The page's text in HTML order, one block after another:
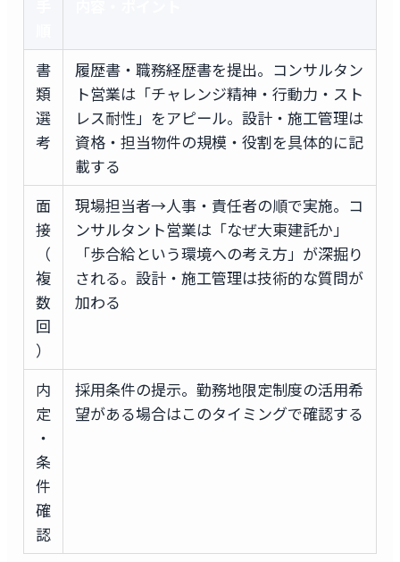
書
類
選
考
履歴書・職務経歴書を提出。コンサルタン
ト営業は「チャレンジ精神・行動力・スト
レス耐性」をアピール。設計・施工管理は
資格・担当物件の規模・役割を具体的に記
載する
面
接
（
複
数
回
）
現場担当者→人事・責任者の順で実施。コ
ンサルタント営業は「なぜ大東建託か」
「歩合給という環境への考え方」が深掘り
される。設計・施工管理は技術的な質問が
加わる
内
定
・
条
件
確
認
採用条件の提示。勤務地限定制度の活用希
望がある場合はこのタイミングで確認する